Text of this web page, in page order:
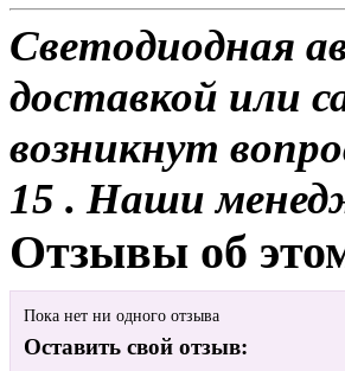
Светодиодная
доставкой или
возникнут
15 . Наши
Отзывы об
Пока нет ни одного отзыва
Оставить свой отзыв: